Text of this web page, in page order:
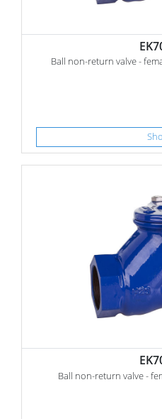
Ball non-return valve -
Ball non-return valve -